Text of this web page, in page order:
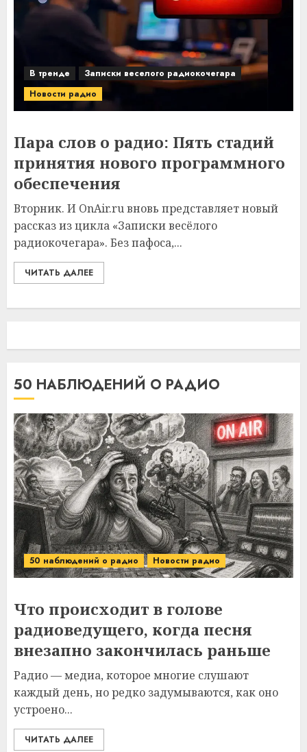
В тренде
Записки веселого радиокочегара
Новости радио
Пара слов о радио: Пять стадий
принятия нового программного
обеспечения
Вторник. И OnAir.ru вновь представляет новый
рассказ из цикла «Записки весёлого
радиокочегара». Без пафоса,...
ЧИТАТЬ ДАЛЕЕ
50 НАБЛЮДЕНИЙ О РАДИО
50 наблюдений о радио Новости радио
Что происходит в голове
радиоведущего, когда песня
внезапно закончилась раньше
Радио — медиа, которое многие слушают
каждый день, но редко задумываются, как оно
устроено...
ЧИТАТЬ ДАЛЕЕ